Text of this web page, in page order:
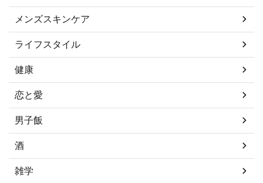
メンズスキンケア
ライフスタイル
健康
恋と愛
男子飯
酒
雑学